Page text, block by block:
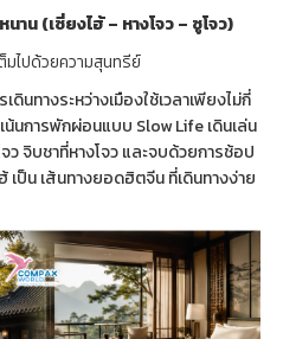
นาน(เซี่ยงไฮ้– หางโจว– ซูโจว)
มไปด้วยความสุนทรีย์
ดินทางระหว่างเมืองใช้เวลาเพียงไม่กี่
น้นการพักผ่อนแบบ Slow Life เดินเล่น
จิบชาที่หางโจว และจบด้วยการช้อป
เป็น เส้นทางยอดฮิตจีน ที่เดินทางง่าย